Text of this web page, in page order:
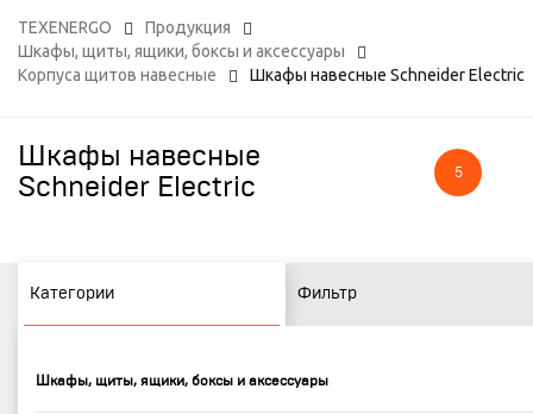
TEXENERGO
Продукция
Шкафы, щиты, ящики, боксы и аксессуары
Корпуса щитов навесные
Шкафы навесные Schneider Electric
Шкафы навесные
Schneider Electric
5
Категории Фильтр
Шкафы, щиты, ящики, боксы и аксессуары